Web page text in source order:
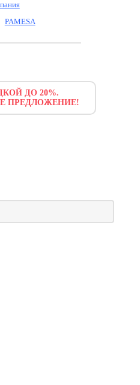
PAMESA
ДО 20%.
ПРЕДЛОЖЕНИЕ!